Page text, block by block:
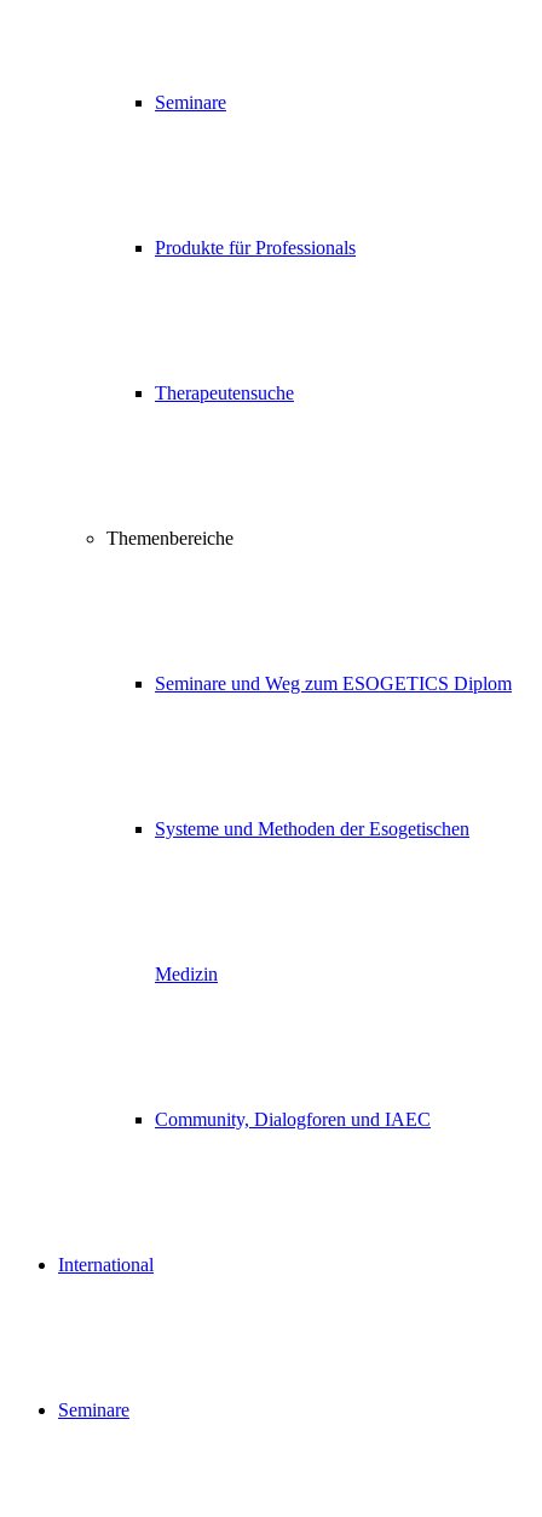
Seminare
Produkte für Professionals
Therapeutensuche
Themenbereiche
Seminare und Weg zum ESOGETICS Diplom
Systeme und Methoden der Esogetischen
Medizin
Community, Dialogforen und IAEC
International
Seminare